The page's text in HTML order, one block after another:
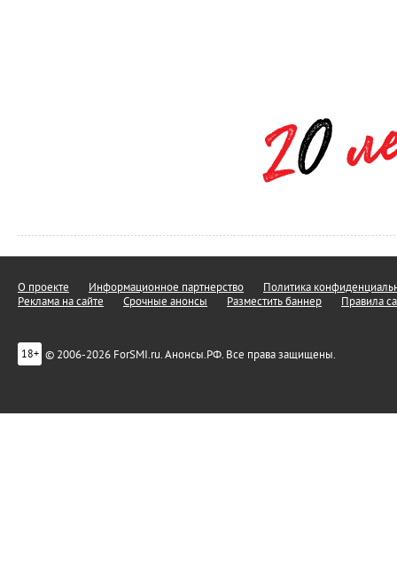
О проекте Информационное партнерство
Политика
Реклама на сайте
Срочные анонсы Разместить баннер Правила
18+ © 2006-2026 ForSMI.ru. Анонсы.РФ. Все права защищены.